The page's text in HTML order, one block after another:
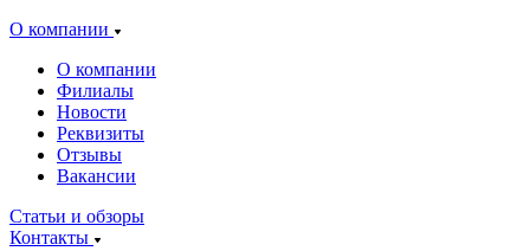
О компании
О компании
Филиалы
Новости
Реквизиты
Отзывы
Вакансии
Статьи и обзоры
Контакты